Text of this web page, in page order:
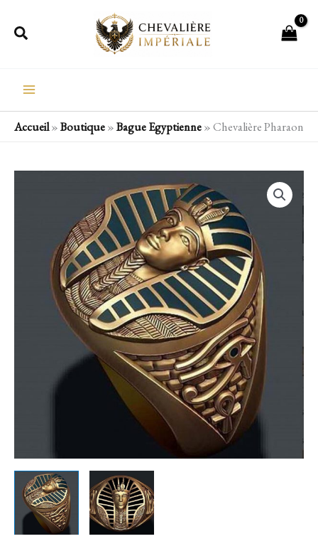
Rechercher
Accueil»Boutique»Bague Egyptienne»Chevalière Pharaon